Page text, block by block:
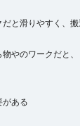
と滑りやすく、
やのワークだと
がある